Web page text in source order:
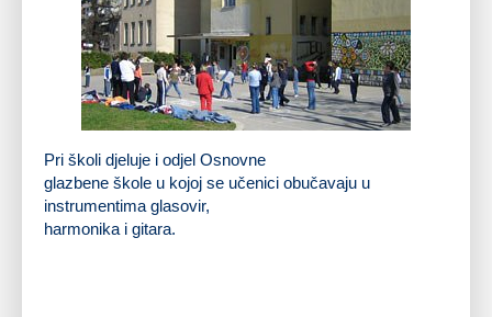
Pri školi djeluje i odjel Osnovne
glazbene škole u kojoj se učenici obučavaju u
instrumentima glasovir,
harmonika i gitara.